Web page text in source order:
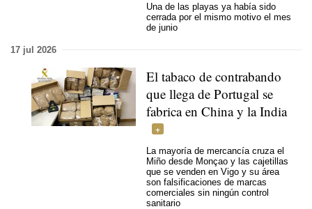
Una de las playas ya había sido
cerrada por el mismo motivo el mes
de junio
17 jul 2026
El tabaco de contrabando
que llega de Portugal se
fabrica en China y la India
La mayoría de mercancía cruza el
Miño desde Monçao y las cajetillas
que se venden en Vigo y su área
son falsificaciones de marcas
comerciales sin ningún control
sanitario